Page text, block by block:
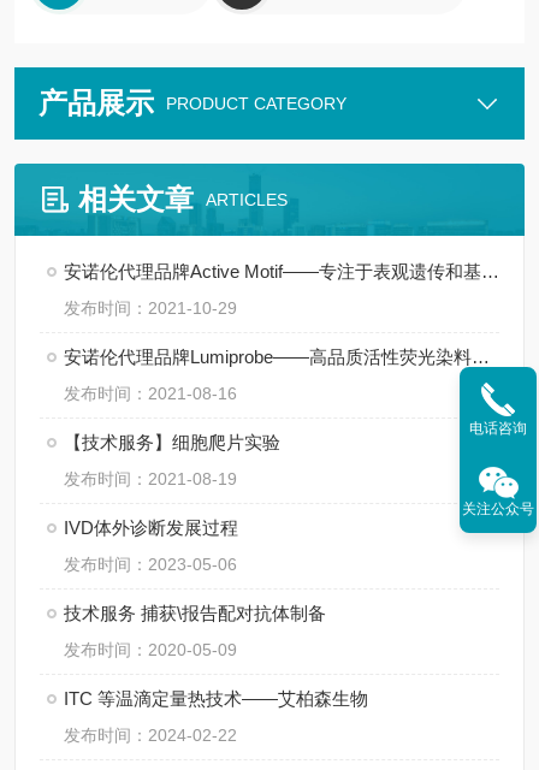
产品展示 PRODUCT CATEGORY
相关文章 ARTICLES
安诺伦代理品牌Active Motif——专注于表观遗传和基因调控领域
发布时间：2021-10-29
安诺伦代理品牌Lumiprobe——高品质活性荧光染料供应商
发布时间：2021-08-16
【技术服务】细胞爬片实验
发布时间：2021-08-19
IVD体外诊断发展过程
发布时间：2023-05-06
技术服务 捕获\报告配对抗体制备
发布时间：2020-05-09
ITC 等温滴定量热技术——艾柏森生物
发布时间：2024-02-22
电话咨询
关注公众号